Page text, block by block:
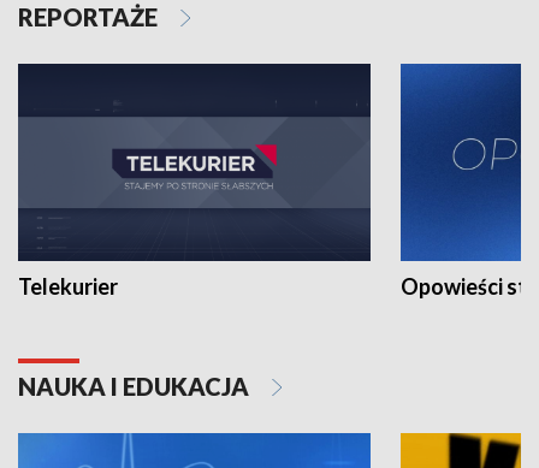
REPORTAŻE
Telekurier Opowieści
NAUKA I EDUKACJA